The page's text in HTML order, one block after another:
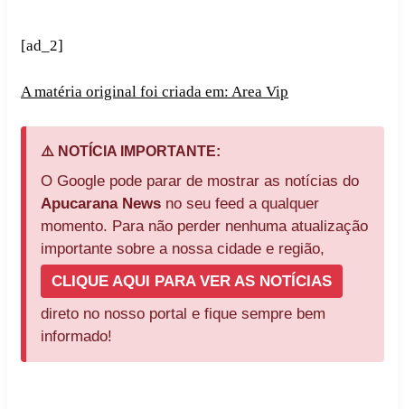
[ad_2]
A matéria original foi criada em: Area Vip
⚠️ NOTÍCIA IMPORTANTE:
O Google pode parar de mostrar as notícias do
Apucarana News no seu feed a qualquer
momento. Para não perder nenhuma atualização
importante sobre a nossa cidade e região,
CLIQUE AQUI PARA VER AS NOTÍCIAS
direto no nosso portal e fique sempre bem
informado!